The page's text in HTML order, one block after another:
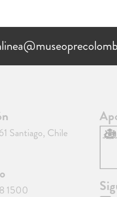
Santiago, Chile
1500